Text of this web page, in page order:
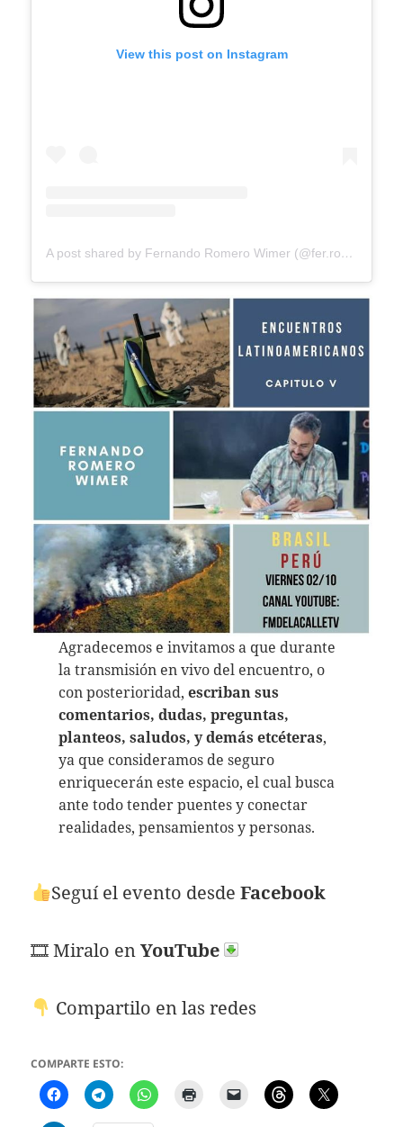
View this post on Instagram
A post shared by Fernando Romero Wimer (@fer.romero.wimer)
Agradecemos e invitamos a que durante
la transmisión en vivo del encuentro, o
con posterioridad, escriban sus
comentarios, dudas, preguntas,
planteos, saludos, y demás etcéteras,
ya que consideramos de seguro
enriquecerán este espacio, el cual busca
ante todo tender puentes y conectar
realidades, pensamientos y personas.
Seguí el evento desdeFacebook
🎞 Miralo enYouTube
Compartilo en las redes
COMPARTE ESTO: